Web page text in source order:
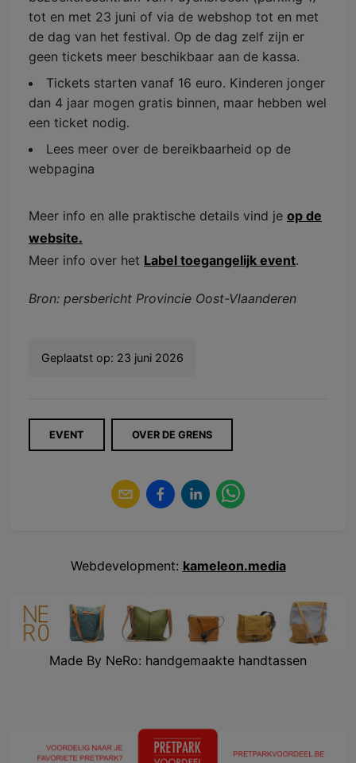
tot en met 23 juni of via de webshop tot en met
de dag van het festival. Op de dag zelf zijn er
geen tickets meer beschikbaar aan de kassa. ​
Tickets starten vanaf 16 euro. Kinderen jonger
dan 4 jaar mogen gratis binnen, maar hebben wel
een ticket nodig.
Lees meer over de bereikbaarheid op de
webpagina
Meer info en alle praktische details vind je op de
website.
Meer info over het Label toegangelijk event.
Bron: persbericht Provincie Oost-Vlaanderen
Geplaatst op: 23 juni 2026
EVENT OVER DE GRENS
Webdevelopment: kameleon.media
Made By NeRo: handgemaakte handtassen